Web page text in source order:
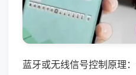
蓝牙或无线信号控制原理